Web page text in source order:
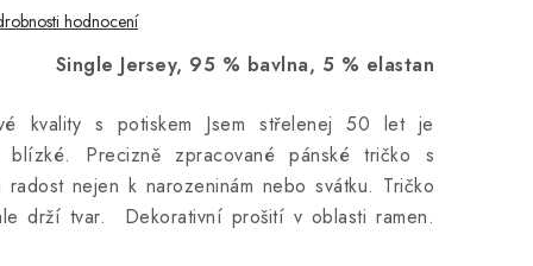
hodnocení
Single Jersey, 95 % bavlna, 5 % elastan
kvality s potiskem Jsem střelenej 50 let je
blízké. Precizně zpracované pánské tričko s
nejen k narozeninám nebo svátku. Tričko
drží tvar. Dekorativní prošití v oblasti ramen.